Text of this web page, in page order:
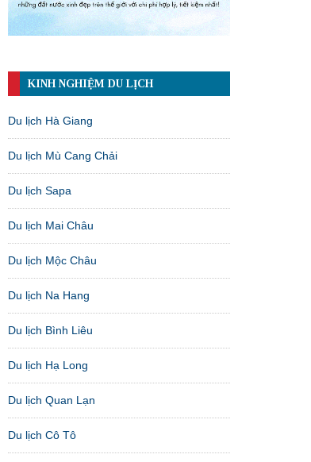
KINH NGHIỆM DU LỊCH
Du lịch Hà Giang
Du lịch Mù Cang Chải
Du lịch Sapa
Du lịch Mai Châu
Du lịch Mộc Châu
Du lịch Na Hang
Du lịch Bình Liêu
Du lịch Hạ Long
Du lịch Quan Lạn
Du lịch Cô Tô